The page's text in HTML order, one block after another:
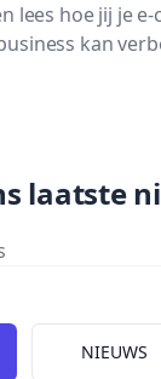
lees hoe jij je
kan
laatste
NIEUWS